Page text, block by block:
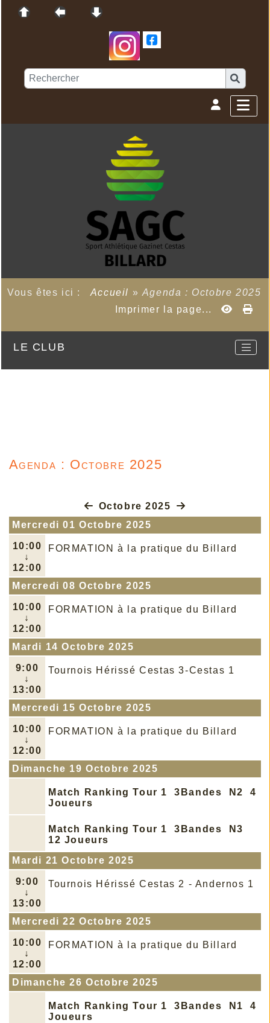
Vous êtes ici : Accueil » Agenda : Octobre 2025
Imprimer la page...
LE CLUB
Agenda : Octobre 2025
Octobre 2025
Mercredi 01 Octobre 2025
10:00
↓
12:00
FORMATION à la pratique du Billard
Mercredi 08 Octobre 2025
10:00
↓
12:00
FORMATION à la pratique du Billard
Mardi 14 Octobre 2025
9:00
↓
13:00
Tournois Hérissé Cestas 3-Cestas 1
Mercredi 15 Octobre 2025
10:00
↓
12:00
FORMATION à la pratique du Billard
Dimanche 19 Octobre 2025
Match Ranking Tour 1 3Bandes N2 4
Joueurs
Match Ranking Tour 1 3Bandes N3
12 Joueurs
Mardi 21 Octobre 2025
9:00
↓
13:00
Tournois Hérissé Cestas 2 - Andernos 1
Mercredi 22 Octobre 2025
10:00
↓
12:00
FORMATION à la pratique du Billard
Dimanche 26 Octobre 2025
Match Ranking Tour 1 3Bandes N1 4
Joueurs